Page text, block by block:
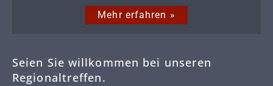
Mehr erfahren »
Seien Sie willkommen bei unseren
Regionaltreffen.